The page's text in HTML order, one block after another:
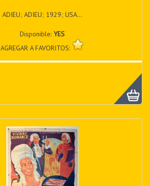
ADIEU; ADIEU; 1929; USA...
Disponible:YES
AGREGAR A FAVORITOS: